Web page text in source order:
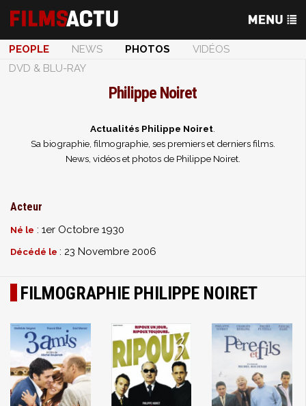
PEOPLE NEWS PHOTOS
VIDÉOS
DVD & BLU-RAY
Philippe Noiret
Actualités Philippe Noiret
Sa biographie, filmographie, ses premiers et derniers films.
News, vidéos et photos de Philippe Noiret.
Acteur
Né le : 1er Octobre 1930
Décédé le : 23 Novembre 2006
FILMOGRAPHIE PHILIPPE NOIRET